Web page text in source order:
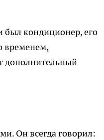
кондиционер, его
временем,
дополнительный
Он всегда говорил: